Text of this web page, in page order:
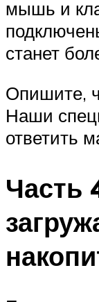
мышь и
станет
Опишите,
Наши
ответить
Часть